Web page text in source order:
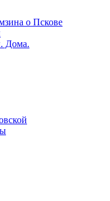
о Пскове
Дома.